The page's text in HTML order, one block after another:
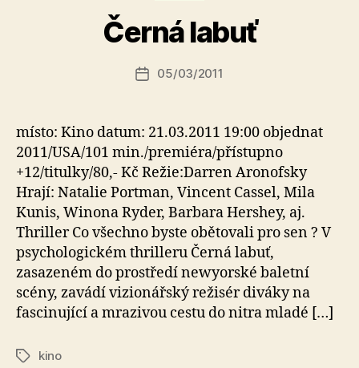
Černá labuť
Autor
příspěvku
t
a
s
o
Datum
05/03/2011
místo: Kino datum: 21.03.2011 19:00 objednat
2011/USA/101 min./premiéra/přístupno
+12/titulky/80,- Kč Režie:Darren Aronofsky
Hrají: Natalie Portman, Vincent Cassel, Mila
Kunis, Winona Ryder, Barbara Hershey, aj.
Thriller Co všechno byste obětovali pro sen ? V
psychologickém thrilleru Černá labuť,
zasazeném do prostředí newyorské baletní
scény, zavádí vizionářský režisér diváky na
fascinující a mrazivou cestu do nitra mladé […]
Štítkykino